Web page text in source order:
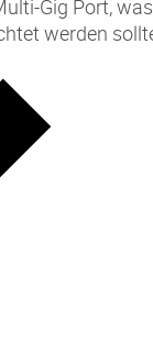
Gig Port,
werden